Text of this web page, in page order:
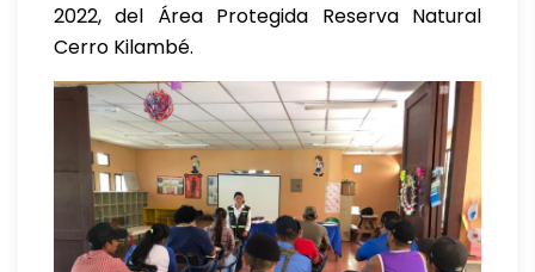
2022, del Área Protegida Reserva Natural
Cerro Kilambé.